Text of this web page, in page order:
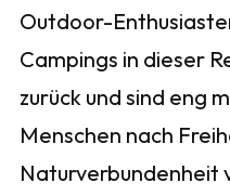
Outdoor-
Campings in dieser
zurück und sind eng
Menschen nach
Naturverbundenheit